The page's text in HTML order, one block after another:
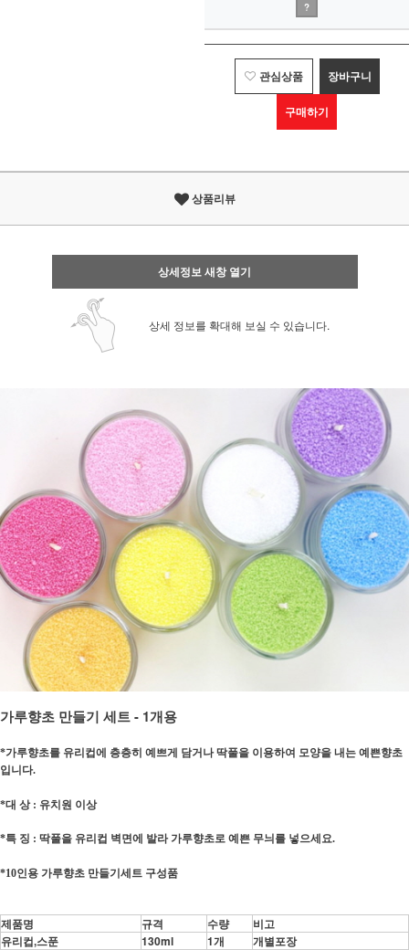
?
관심상품 장바구니
구매하기
상품리뷰
상세정보 새창 열기
상세 정보를 확대해 보실 수 있습니다.
가루향초 만들기 세트 - 1개용
*가루향초를 유리컵에 층층히 예쁘게 담거나 딱풀을 이용하여 모양을 내는 예쁜향초
입니다.
*대 상 : 유치원 이상
*특 징 : 딱풀을 유리컵 벽면에 발라 가루향초로 예쁜 무늬를 넣으세요.
*10인용 가루향초 만들기세트 구성품
제품명 규격 수량
비고
유리컵,스푼
130ml 1개
개별포장